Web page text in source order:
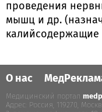
проведения
мышц и др.
калийсодержащие
О нас
Медицинский портал
Адрес: Россия, 119270,